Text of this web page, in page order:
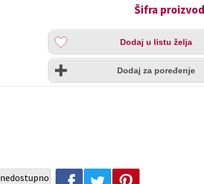
Šifra
Dodaj
listu
želja
Dodaj u listu želja
Uporedi
Dodaj za poređenje
nedostupno
Podeli na Facebook-u Podeli na Twitter-u Podeli na Pinterest-u